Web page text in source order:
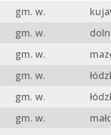
gm. w.
gm. w.
gm. w.
gm. w.
gm. w.
gm. w.